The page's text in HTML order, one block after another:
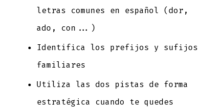
letras comunes en español (dor,
ado, con...)
Identifica los prefijos y sufijos
familiares
Utiliza las dos pistas de forma
estratégica cuando te quedes